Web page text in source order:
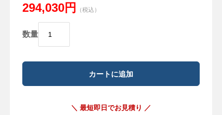
294,030円 （税込）
数量
＼ 最短即日でお見積り ／